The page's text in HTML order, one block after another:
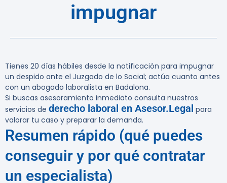
impugnar
Tienes 20 días hábiles desde la notificación para impugnar
un despido ante el Juzgado de lo Social; actúa cuanto antes
con un abogado laboralista en Badalona.
Si buscas asesoramiento inmediato consulta nuestros
servicios de derecho laboral en Asesor.Legal para
valorar tu caso y preparar la demanda.
Resumen rápido (qué puedes
conseguir y por qué contratar
un especialista)